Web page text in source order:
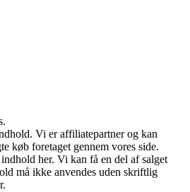
Vi er affiliatepartner og kan
køb foretaget gennem vores side.
her. Vi kan få en del af salget
må ikke anvendes uden skriftlig